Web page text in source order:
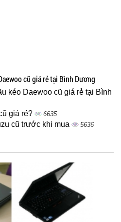
cũ giá rẻ tại Bình Dương
kéo Daewoo cũ giá rẻ tại Bình
giá rẻ? 6635
cũ trước khi mua 5636